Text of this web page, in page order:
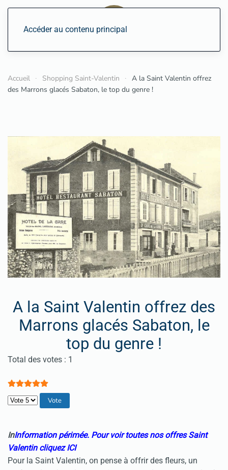
Accéder au contenu principal
Accueil Shopping Saint-Valentin
A la Saint Valentin offrez
des Marrons glacés Sabaton, le top du genre !
A la Saint Valentin offrez des
Marrons glacés Sabaton, le
top du genre !
Vote utilisateur:5/
Total des votes : 1
Veuillez voter
InInformation périmée. Pour voir toutes nos offres Saint
Valentin cliquezICI
Pour la Saint Valentin, on pense à offrir des fleurs, un